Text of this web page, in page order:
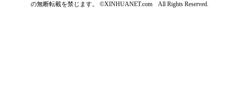
の無断転載を禁じます。 ©XINHUANET.com All Rights Reserved.